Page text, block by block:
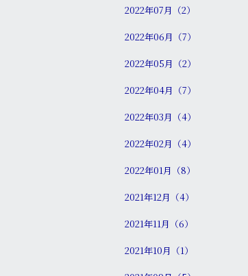
2022年07月（2）
2022年06月（7）
2022年05月（2）
2022年04月（7）
2022年03月（4）
2022年02月（4）
2022年01月（8）
2021年12月（4）
2021年11月（6）
2021年10月（1）